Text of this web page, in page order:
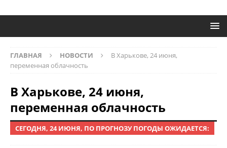
ГЛАВНАЯ НОВОСТИ
В Харькове, 24 июня,
переменная облачность
В Харькове, 24 июня,
переменная облачность
СЕГОДНЯ, 24 ИЮНЯ, ПО ПРОГНОЗУ ПОГОДЫ ОЖИДАЕТСЯ: